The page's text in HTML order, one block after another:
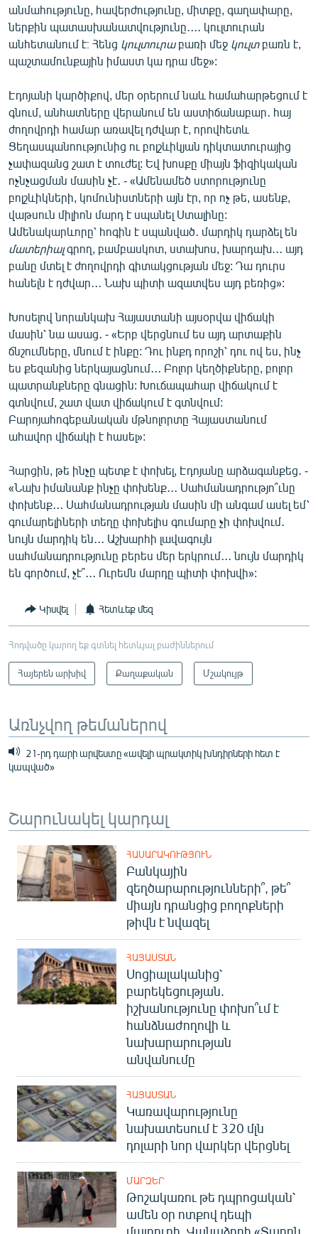
անմահությունը, հավերժությունը, միտքը, գաղափարը,
ներքին պատասխանատվությունը․․․․ կուլտուրան
անհետանում է։ Հենց կուլտուրաբառի մեջ կուլտ բառն է,
պաշտամունքային իմաստ կա դրա մեջ»:
Էդոյանի կարծիքով, մեր օրերում նաև համահարթեցում է
գնում, անհատները վերանում են աստիճանաբար․ հայ
ժողովրդի համար առավել դժվար է, որովհետև
Ցեղասպանոությունից ու բոլշևիկյան դիկտատուրայից
չափազանց շատ է տուժել: Եվ խոսքը միայն ֆիզիկական
ոչնչացման մասին չէ․ - «Ամենամեծ ստորությունը
բոլշևիկների, կոմունիստների այն էր, որ ոչ թե, ասենք,
վաթսուն միլիոն մարդ է սպանել Ստալինը:
Ամենակարևորը՝ հոգին է սպանված․ մարդիկ դարձել են
մատերիալգրող, բամբասկոտ, ստախոս, խարդախ․․․ այդ
բանը մտել է ժողովրդի գիտակցության մեջ: Դա դուրս
հանելն է դժվար․․․ Նախ պիտի ազատվես այդ բեռից»:
Խոսելով նորանկախ Հայաստանի այսօրվա վիճակի
մասին՝ նա ասաց․ - «Երբ վերցնում ես այդ արտաքին
ճնշումները, մնում է ինքը: Դու ինքդ որոշի՝ դու ով ես, ինչ
ես քեզանից ներկայացնում․․․ Բոլոր կեղծիքները, բոլոր
պատրանքները գնացին: Խուճապահար վիճակում է
գտնվում, շատ վատ վիճակում է գտնվում:
Բարոյահոգեբանական մթնոլորտը Հայաստանում
ահավոր վիճակի է հասել»:
Հարցին, թե ինչը պետք է փոխել, Էդոյանը արձագանքեց․ -
«Նախ իմանանք ինչը փոխենք․․․ Սահմանադրությո՞ւնը
փոխենք․․․ Սահմանադրության մասին մի անգամ ասել եմ՝
գումարելիների տեղը փոխելիս գումարը չի փոխվում․
նույն մարդիկ են․․․ Աշխարհի լավագույն
սահմանադրությունը բերես մեր երկրում․․․ նույն մարդիկ
են գործում, չէ՞․․․ Ուրեմն մարդը պիտի փոխվի»:
Կիսվել Հետևեք մեզ
Հոդվածը կարող եք գտնել հետևյալ բաժիններում
Հայերեն արխիվ Քաղաքական Մշակույթ
Առնչվող թեմաներով
21-րդ դարի արվեստը «ավելի պրակտիկ խնդիրների հետ է
կապված»
Շարունակել կարդալ
ՀԱՍԱՐԱԿՈՒԹՅՈՒՆ
Բանկային
զեղծարարությունների՞, թե՞
միայն դրանցից բողոքների
թիվն է նվազել
ՀԱՅԱՍՏԱՆ
Սոցիալականից՝
բարեկեցության.
իշխանությունը փոխո՞ւմ է
հանձնաժողովի և
նախարարության
անվանումը
ՀԱՅԱՍՏԱՆ
Կառավարությունը
նախատեսում է 320 մլն
դոլարի նոր վարկեր վերցնել
ՄԱՐԶԵՐ
Թոշակառու թե դպրոցական՝
ամեն օր ոտքով դեպի